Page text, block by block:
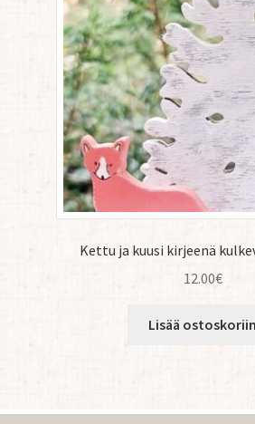
Kettu ja kuusi kirjeenä
12.00€
Lisää ostoskoriin